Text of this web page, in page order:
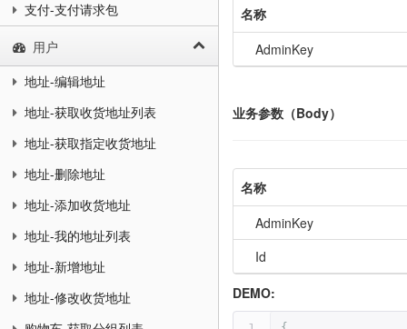
支付-支付请求包
用户
地址-编辑地址
地址-获取收货地址列表
地址-获取指定收货地址
地址-删除地址
地址-添加收货地址
地址-我的地址列表
地址-新增地址
地址-修改收货地址
名称
AdminKey
业务参数（Body）
名称
AdminKey
Id
DEMO: